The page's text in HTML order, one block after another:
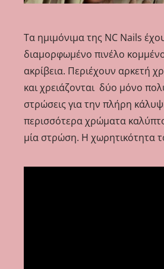
Τα ημιμόνιμα της NC Nails
διαμορφωμένο πινέλο
ακρίβεια. Περιέχουν αρκετή
και χρειάζονται δύο μόνο
στρώσεις για την πλήρη
περισσότερα χρώματα
μία στρώση. Η χωρητικότητα